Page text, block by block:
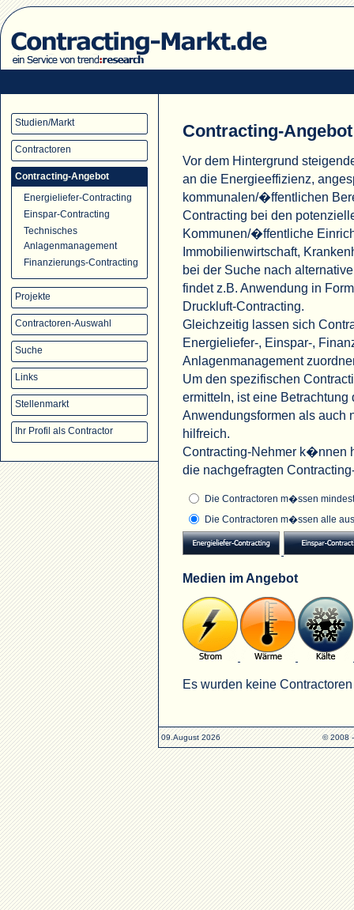
Studien/Markt
Contractoren
Contracting-Angebot
Energieliefer-Contracting
Einspar-Contracting
Technisches
Anlagenmanagement
Finanzierungs-Contracting
Projekte
Contractoren-Auswahl
Suche
Links
Stellenmarkt
Ihr Profil als Contractor
Contracting-Angebot
Vor dem Hintergrund
an die Energieeffizienz,
kommunalen/�ffentlichen
Contracting bei den
Kommunen/�ffentliche
Immobilienwirtschaft,
bei der Suche nach
findet z.B. Anwendung in
Druckluft-Contracting.
Gleichzeitig lassen sich
Energieliefer-, Einspar-,
Anlagenmanagement
Um den spezifischen
ermitteln, ist eine
Anwendungsformen als auch
hilfreich.
Contracting-Nehmer k�nnen
die nachgefragten
Die Contractoren m�ssen
Die Contractoren m�ssen alle
Medien im Angebot
Es wurden keine
09.August 2026 © 2008